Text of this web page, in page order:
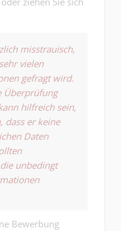
misstrauisch,
vielen
gefragt wird.
Überprüfung
hilfreich sein,
dass er keine
Daten
unbedingt
Bewerbung